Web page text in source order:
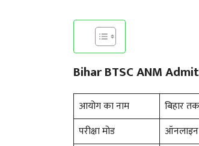
Bihar BTSC ANM Admit
आयोग का नाम बिहार
परीक्षा मोड
ऑनलाइन